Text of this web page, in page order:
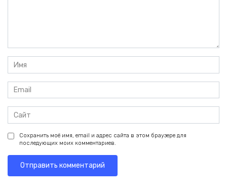
Имя
*
Email
*
Сайт
Сохранить моё имя, email и адрес сайта в этом браузере для
последующих моих комментариев.